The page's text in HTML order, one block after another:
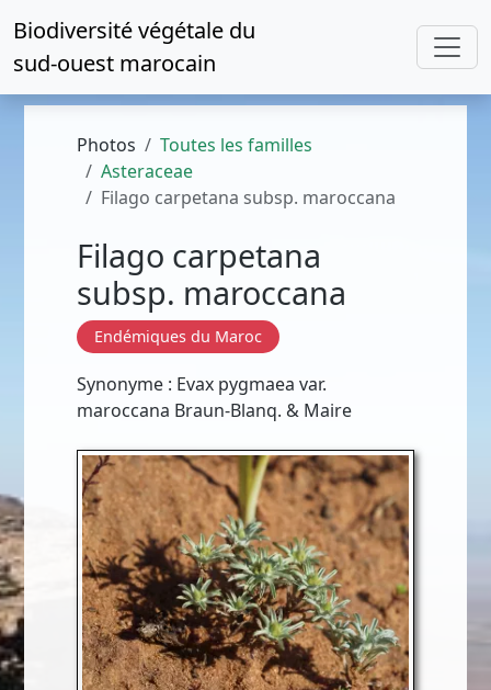
Biodiversité végétale du
sud-ouest marocain
Photos
Toutes les familles
Asteraceae
Filago carpetana subsp. maroccana
Filago carpetana
subsp. maroccana
Endémiques du Maroc
Synonyme : Evax pygmaea var.
maroccana Braun-Blanq. & Maire